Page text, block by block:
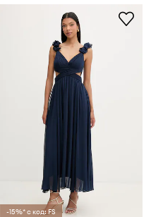
-15%* с код: FS